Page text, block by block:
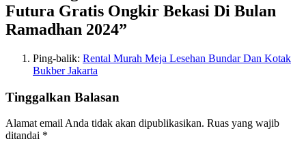
Futura Gratis Ongkir Bekasi Di Bulan
Ramadhan 2024”
Ping-balik: Rental Murah Meja Lesehan Bundar Dan Kotak
Bukber Jakarta
Tinggalkan Balasan
Alamat email Anda tidak akan dipublikasikan. Ruas yang wajib
ditandai *